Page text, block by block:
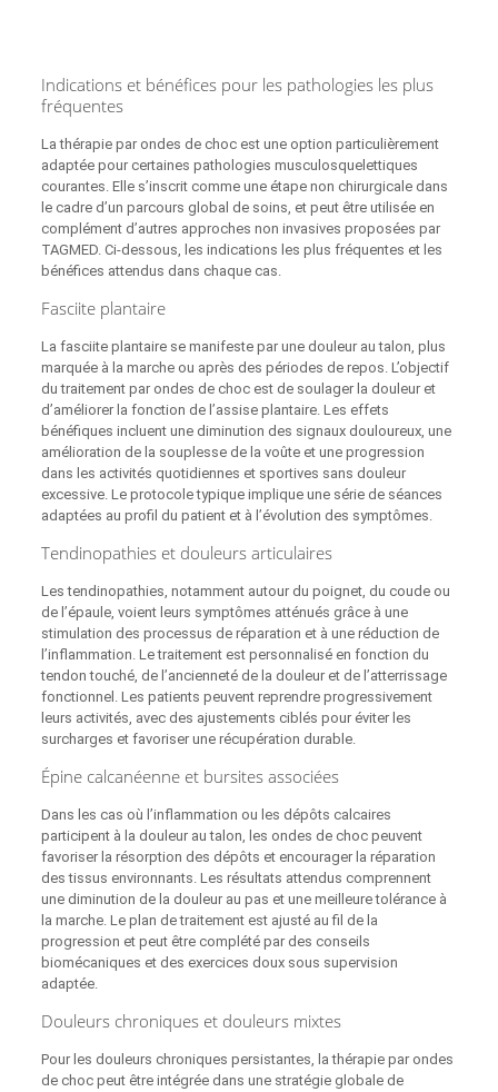
Indications et bénéfices pour les pathologies les plus
fréquentes
La thérapie par ondes de choc est une option particulièrement
adaptée pour certaines pathologies musculosquelettiques
courantes. Elle s’inscrit comme une étape non chirurgicale dans
le cadre d’un parcours global de soins, et peut être utilisée en
complément d’autres approches non invasives proposées par
TAGMED. Ci‑dessous, les indications les plus fréquentes et les
bénéfices attendus dans chaque cas.
Fasciite plantaire
La fasciite plantaire se manifeste par une douleur au talon, plus
marquée à la marche ou après des périodes de repos. L’objectif
du traitement par ondes de choc est de soulager la douleur et
d’améliorer la fonction de l’assise plantaire. Les effets
bénéfiques incluent une diminution des signaux douloureux, une
amélioration de la souplesse de la voûte et une progression
dans les activités quotidiennes et sportives sans douleur
excessive. Le protocole typique implique une série de séances
adaptées au profil du patient et à l’évolution des symptômes.
Tendinopathies et douleurs articulaires
Les tendinopathies, notamment autour du poignet, du coude ou
de l’épaule, voient leurs symptômes atténués grâce à une
stimulation des processus de réparation et à une réduction de
l’inflammation. Le traitement est personnalisé en fonction du
tendon touché, de l’ancienneté de la douleur et de l’atterrissage
fonctionnel. Les patients peuvent reprendre progressivement
leurs activités, avec des ajustements ciblés pour éviter les
surcharges et favoriser une récupération durable.
Épine calcanéenne et bursites associées
Dans les cas où l’inflammation ou les dépôts calcaires
participent à la douleur au talon, les ondes de choc peuvent
favoriser la résorption des dépôts et encourager la réparation
des tissus environnants. Les résultats attendus comprennent
une diminution de la douleur au pas et une meilleure tolérance à
la marche. Le plan de traitement est ajusté au fil de la
progression et peut être complété par des conseils
biomécaniques et des exercices doux sous supervision
adaptée.
Douleurs chroniques et douleurs mixtes
Pour les douleurs chroniques persistantes, la thérapie par ondes
de choc peut être intégrée dans une stratégie globale de